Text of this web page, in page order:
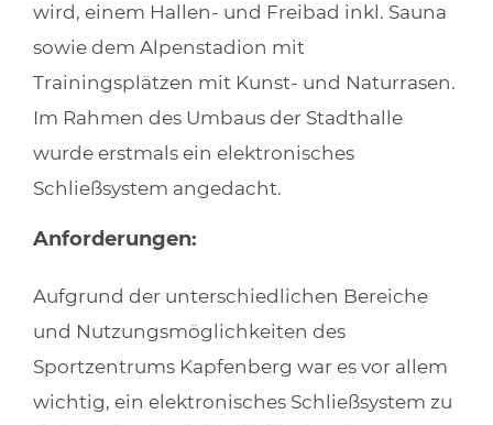
wird, einem Hallen- und Freibad inkl. Sauna
sowie dem Alpenstadion mit
Trainingsplätzen mit Kunst- und Naturrasen.
Im Rahmen des Umbaus der Stadthalle
wurde erstmals ein elektronisches
Schließsystem angedacht.
Anforderungen:
Aufgrund der unterschiedlichen Bereiche
und Nutzungsmöglichkeiten des
Sportzentrums Kapfenberg war es vor allem
wichtig, ein elektronisches Schließsystem zu